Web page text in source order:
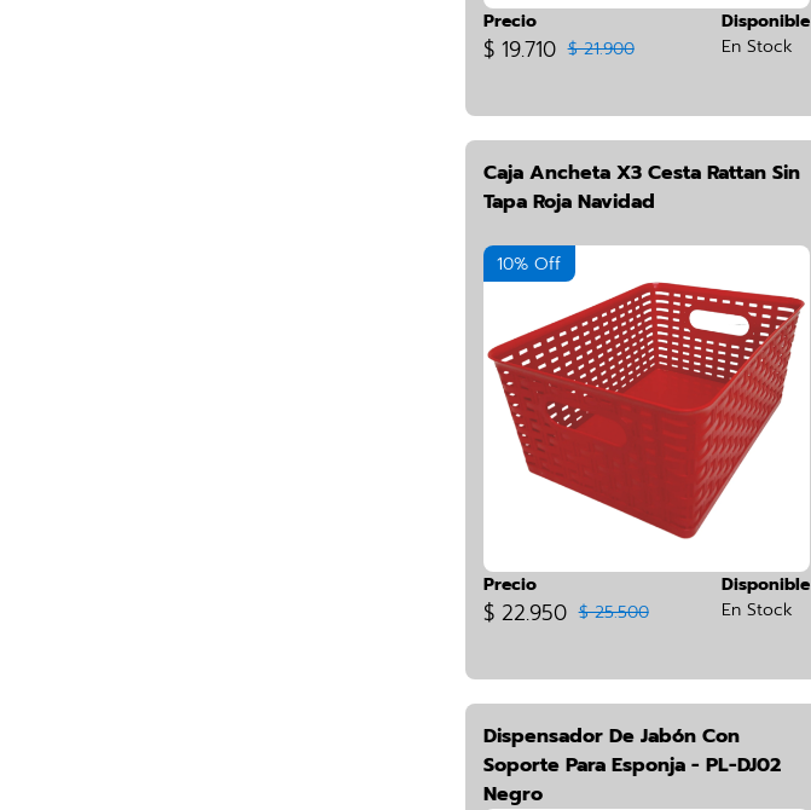
Precio
$ 19.710 $ 21.900
Disponible
En Stock
Caja Ancheta X3 Cesta Rattan Sin
Tapa Roja Navidad
10% Off
Precio
$ 22.950 $ 25.500
Disponible
En Stock
Dispensador De Jabón Con
Soporte Para Esponja - PL-DJ02
Negro